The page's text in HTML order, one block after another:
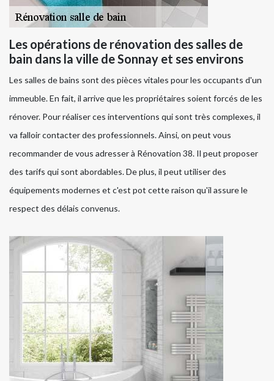
Les opérations de rénovation des salles de
bain dans la ville de Sonnay et ses environs
Les salles de bains sont des pièces vitales pour les occupants d'un
immeuble. En fait, il arrive que les propriétaires soient forcés de les
rénover. Pour réaliser ces interventions qui sont très complexes, il
va falloir contacter des professionnels. Ainsi, on peut vous
recommander de vous adresser à Rénovation 38. Il peut proposer
des tarifs qui sont abordables. De plus, il peut utiliser des
équipements modernes et c'est pot cette raison qu'il assure le
respect des délais convenus.